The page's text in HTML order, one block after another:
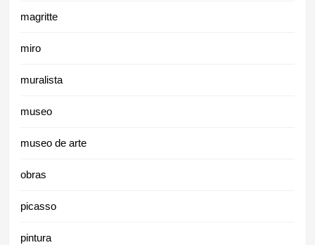
magritte
miro
muralista
museo
museo de arte
obras
picasso
pintura